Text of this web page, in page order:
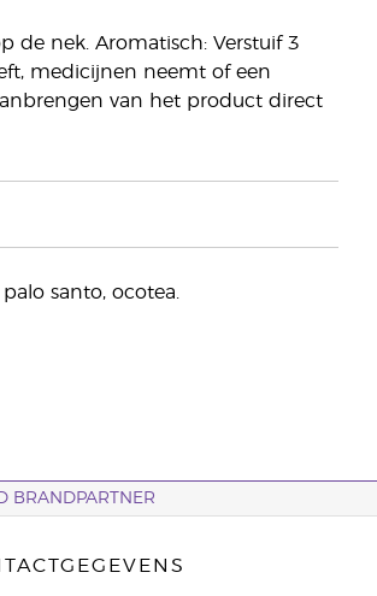
de nek. Aromatisch: Verstuif 3
medicijnen neemt of een
van het product direct
santo, ocotea.
BRANDPARTNER